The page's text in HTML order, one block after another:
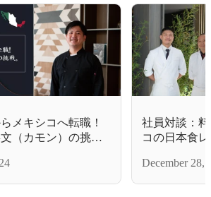
メキシコへ転職！
（カモン）の挑
社員対談：
コの日本食
ンでの挑戦
December 28,